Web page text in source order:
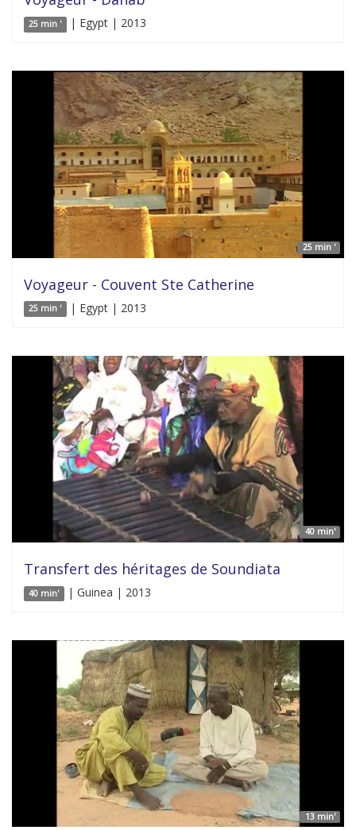
25 min ' | Egypt | 2013
25 min '
Voyageur - Couvent Ste Catherine
25 min ' | Egypt | 2013
40 min'
Transfert des héritages de Soundiata
40 min' | Guinea | 2013
13 min'